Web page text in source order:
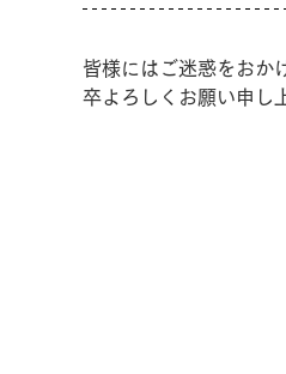
皆様にはご迷惑をおか
卒よろしくお願い申し